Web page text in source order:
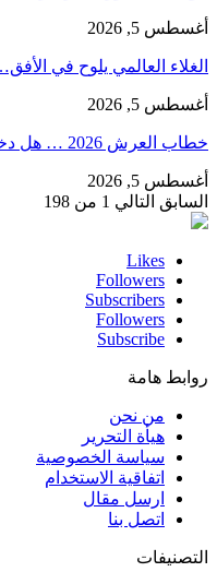
أغسطس 5, 2026
الغلاء العالمي يلوح في
أغسطس 5, 2026
خطاب العرش 2026 … هل دخل المغرب مرحلة الدولة…
أغسطس 5, 2026
السابق التالي 1 من 198
Likes
Followers
Subscribers
Followers
Subscribe
روابط هامة
من نحن
هيأة التحرير
سياسة الخصوصية
اتفاقية الاستخدام
ارسل مقال
اتصل بنا
التصنيفات